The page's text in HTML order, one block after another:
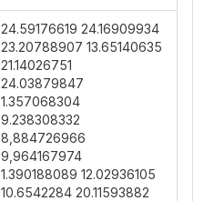
24.59176619 24.16909934
23.20788907 13.65140635
21.14026751
24.03879847
1.357068304
9.238308332
8,884726966
9,964167974
1.390188089 12.02936105
10.6542284 20.11593882